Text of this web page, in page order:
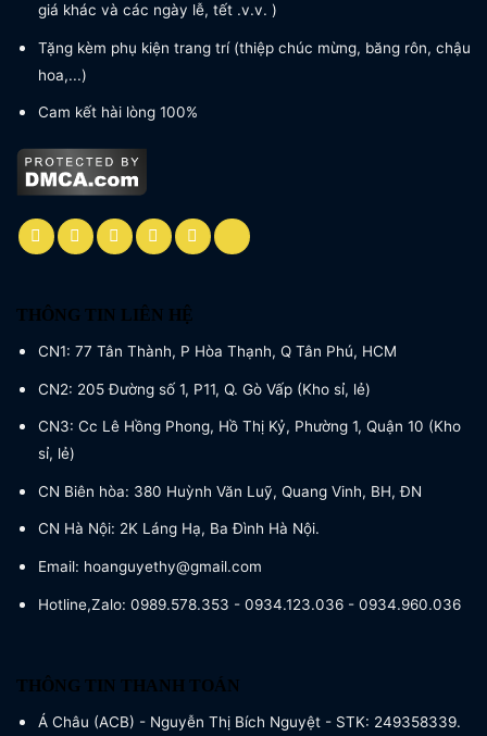
giá khác và các ngày lễ, tết .v.v. )
Tặng kèm phụ kiện trang trí (thiệp chúc mừng, băng rôn, chậu
hoa,...)
Cam kết hài lòng 100%
THÔNG TIN LIÊN HỆ
CN1: 77 Tân Thành, P Hòa Thạnh, Q Tân Phú, HCM
CN2: 205 Đường số 1, P11, Q. Gò Vấp (Kho sỉ, lẻ)
CN3: Cc Lê Hồng Phong, Hồ Thị Kỷ, Phường 1, Quận 10 (Kho
sỉ, lẻ)
CN Biên hòa: 380 Huỳnh Văn Luỹ, Quang Vinh, BH, ĐN
CN Hà Nội: 2K Láng Hạ, Ba Đình Hà Nội.
Email: hoanguyethy@gmail.com
Hotline,Zalo: 0989.578.353 - 0934.123.036 - 0934.960.036
THÔNG TIN THANH TOÁN
Á Châu (ACB) - Nguyễn Thị Bích Nguyệt - STK: 249358339.